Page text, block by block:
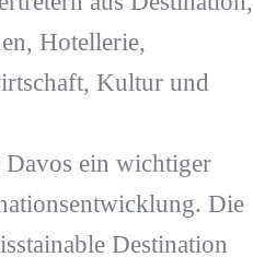
Hotellerie,
Kultur und
ein wichtiger
Die
Destination